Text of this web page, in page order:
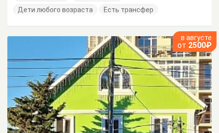
Дети любого возраста
Есть трансфер
в августе
от 2500₽